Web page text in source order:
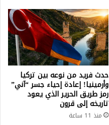
حدث فريد من نوعه بين تركيا
وأرمينيا! إعادة إحياء جسر “آني”
رمز طريق الحرير الذي يعود
تاريخه إلى قرون
منذ 11 ساعة